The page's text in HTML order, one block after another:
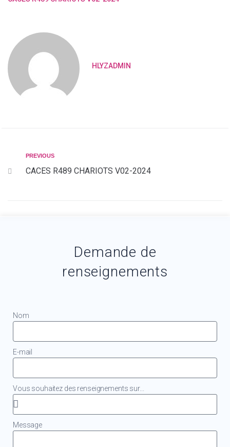
HLYZADMIN
PREVIOUS
CACES R489 CHARIOTS V02-2024
Demande de
renseignements
Nom
E-mail
Vous souhaitez des renseignements sur...
Message